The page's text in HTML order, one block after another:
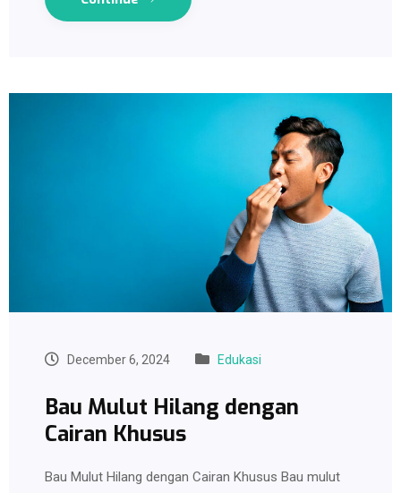
December 6, 2024 Edukasi
Bau Mulut Hilang dengan
Cairan Khusus
Bau Mulut Hilang dengan Cairan Khusus Bau mulut